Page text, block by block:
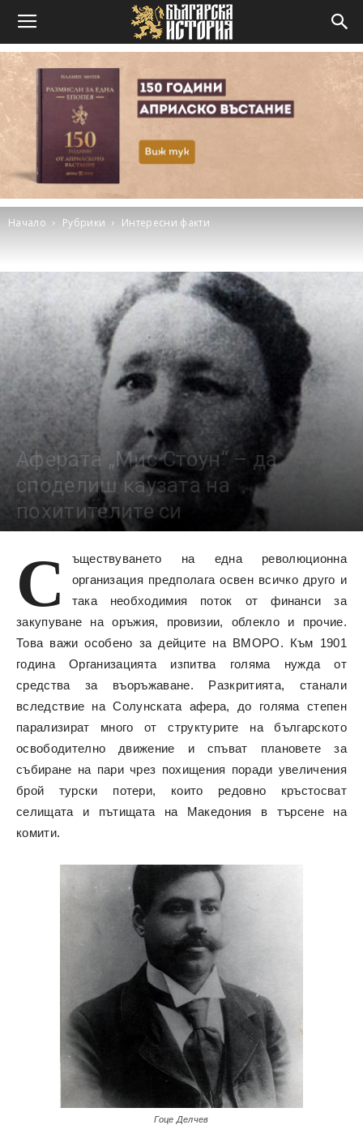
Начало Рубрики Интересни факти
Аферата „Мис Стоун“ – да
споделиш каузата на
похитителите си
С
ъществуването на една революционна
организация предполага освен всичко друго и
така необходимия поток от финанси за
закупуване на оръжия, провизии, облекло и прочие.
Това важи особено за дейците на ВМОРО. Към 1901
година Организацията изпитва голяма нужда от
средства за въоръжаване. Разкритията, станали
вследствие на Солунската афера, до голяма степен
парализират много от структурите на българското
освободително движение и спъват плановете за
събиране на пари чрез похищения поради увеличения
брой турски потери, които редовно кръстосват
селищата и пътищата на Македония в търсене на
комити.
Гоце Делчев